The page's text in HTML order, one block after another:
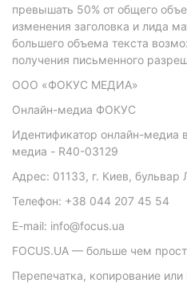
превышать 50% от общего
изменения заголовка и лида
большего объема текста
получения письменного
ООО «ФОКУС МЕДИА»
Онлайн-медиа ФОКУС
Идентификатор онлайн-медиа
медиа - R40-03129
Адрес: 01133, г. Киев, бульвар
Телефон: +38 044 207 45 54
E-mail: info@focus.ua
FOCUS.UA — больше чем
Перепечатка, копирование